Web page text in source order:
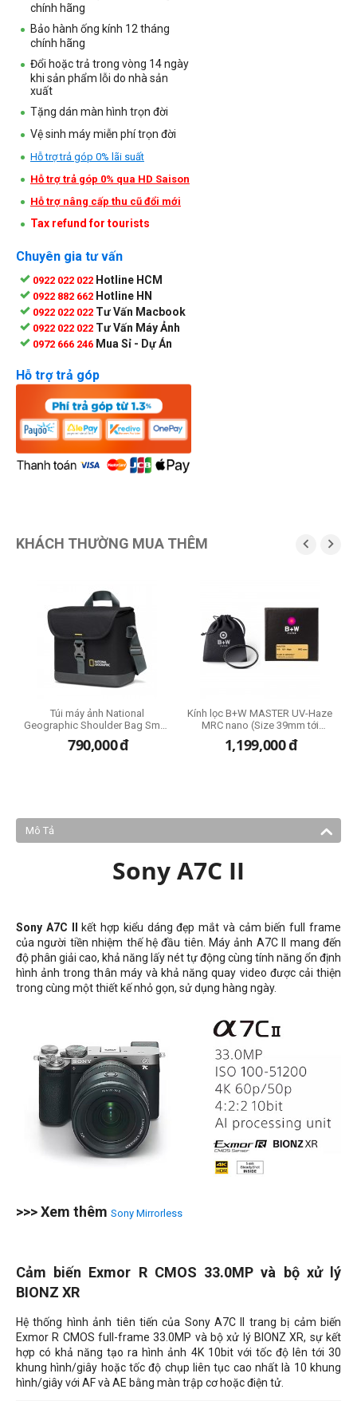
chính hãng
Bảo hành ống kính 12 tháng
chính hãng
Đổi hoặc trả trong vòng 14 ngày
khi sản phẩm lỗi do nhà sản
xuất
Tặng dán màn hình trọn đời
Vệ sinh máy miễn phí trọn đời
Hỗ trợ trả góp 0% lãi suất
Hỗ trợ trả góp 0% qua HD Saison
Hỗ trợ nâng cấp thu cũ đổi mới
Tax refund for tourists
Chuyên gia tư vấn
0922 022 022 Hotline HCM
0922 882 662 Hotline HN
0922 022 022 Tư Vấn Macbook
0922 022 022 Tư Vấn Máy Ảnh
0972 666 246 Mua Sỉ - Dự Án
Hỗ trợ trả góp
KHÁCH THƯỜNG MUA THÊM  
Túi máy ảnh National
Geographic Shoulder Bag Small
(NG E2 2360)
790,000đ
Kính lọc B+W MASTER UV-Haze
MRC nano (Size 39mm tới
95mm)
1,199,000đ
Mô Tả
Sony A7C II
Sony A7C II
kết hợp kiểu dáng đẹp mắt và cảm biến full frame
của người tiền nhiệm thế hệ đầu tiên. Máy ảnh A7C II mang đến
độ phân giải cao, khả năng lấy nét tự động cùng tính năng ổn định
hình ảnh trong thân máy và khả năng quay video được cải thiện
trong cùng một thiết kế nhỏ gọn, sử dụng hàng ngày.
>>> Xem thêm Sony Mirrorless
Cảm biến Exmor R CMOS 33.0MP và bộ xử lý
BIONZ XR
Hệ thống hình ảnh tiên tiến của Sony A7C II trang bị cảm biến
Exmor R CMOS full-frame 33.0MP và bộ xử lý BIONZ XR, sự kết
hợp có khả năng tạo ra hình ảnh 4K 10bit với tốc độ lên tới 30
khung hình/giây hoặc tốc độ chụp liên tục cao nhất là 10 khung
hình/giây với AF và AE bằng màn trập cơ hoặc điện tử.